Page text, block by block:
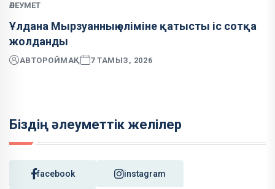
ӘЛЕУМЕТ
Ұлдана Мырзуанның өліміне қатысты іс сотқа
жолданды
АВТОРОЙМАҚ 7 ТАМЫЗ, 2026
Біздің әлеуметтік желілер
facebook instagram